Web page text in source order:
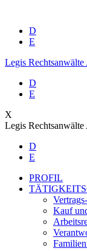
D
E
Legis Rechtsanwälte
D
E
X
Legis Rechtsanwälte
D
E
PROFIL
Kauf